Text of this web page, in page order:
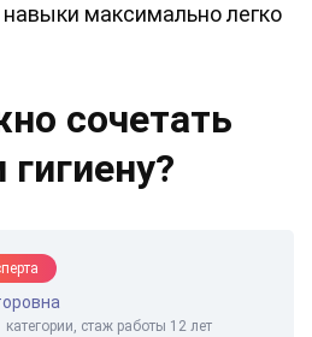
максимально легко
сочетать
категории, стаж работы 12 лет